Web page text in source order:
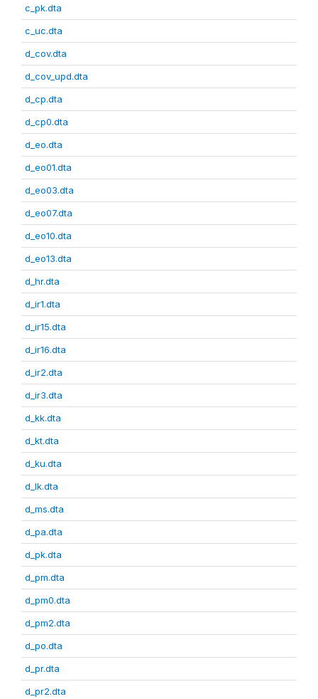
c_pk.dta
c_uc.dta
d_cov.dta
d_cov_upd.dta
d_cp.dta
d_cp0.dta
d_eo.dta
d_eo01.dta
d_eo03.dta
d_eo07.dta
d_eo10.dta
d_eo13.dta
d_hr.dta
d_ir1.dta
d_ir15.dta
d_ir16.dta
d_ir2.dta
d_ir3.dta
d_kk.dta
d_kt.dta
d_ku.dta
d_lk.dta
d_ms.dta
d_pa.dta
d_pk.dta
d_pm.dta
d_pm0.dta
d_pm2.dta
d_po.dta
d_pr.dta
d_pr2.dta